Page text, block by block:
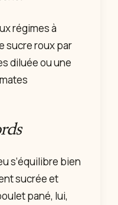
régimes à
sucre roux par
diluée ou une
s’équilibre bien
sucrée et
pané, lui,